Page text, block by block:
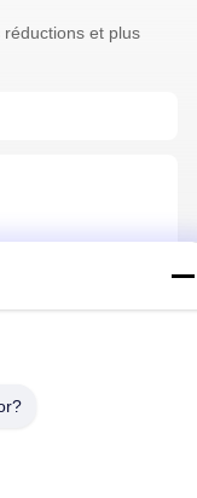
et plus